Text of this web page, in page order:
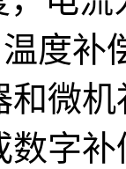
温度补
和微
数字